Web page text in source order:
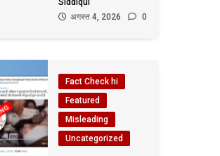
Siddiqui
अगस्त 4, 2026
0
Fact Check hi
Featured
Misleading
Uncategorized